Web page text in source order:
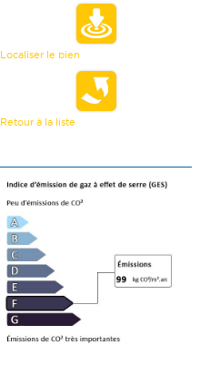
Localiser le bien
Retour à la liste